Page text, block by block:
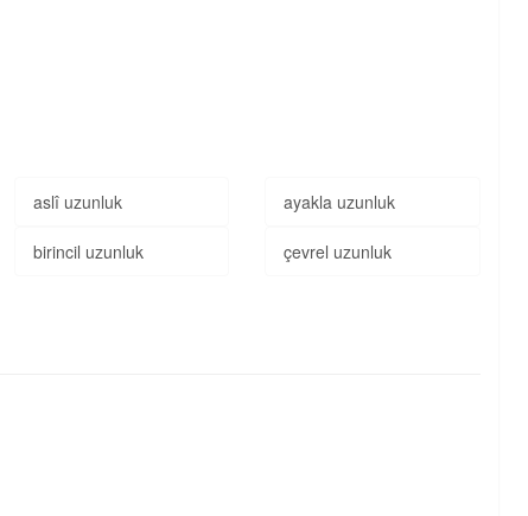
aslî uzunluk ayakla uzunluk
birincil uzunluk çevrel uzunluk